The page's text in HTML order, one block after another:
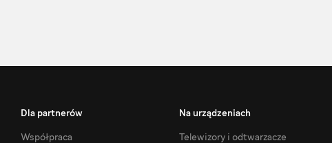
Dla partnerów
Współpraca
Na urządzeniach
Telewizory i odtwarzacze